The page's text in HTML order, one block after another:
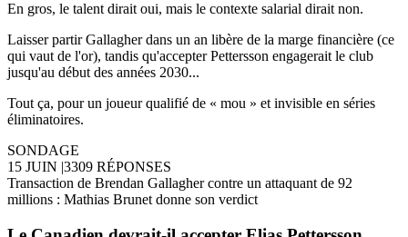
En gros, le talent dirait oui, mais le contexte salarial dirait non.
Laisser partir Gallagher dans un an libère de la marge financière (ce
qui vaut de l'or), tandis qu'accepter Pettersson engagerait le club
jusqu'au début des années 2030...
Tout ça, pour un joueur qualifié de « mou » et invisible en séries
éliminatoires.
SONDAGE
15 JUIN |3309 RÉPONSES
Transaction de Brendan Gallagher contre un attaquant de 92
millions : Mathias Brunet donne son verdict